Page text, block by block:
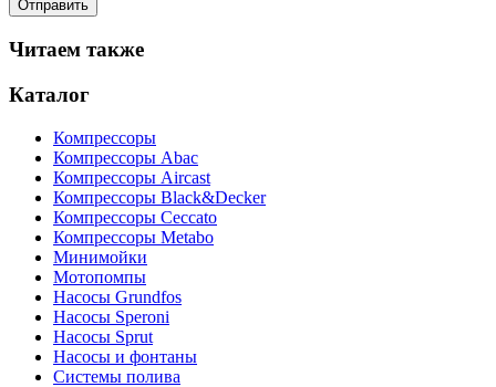
Читаем также
Каталог
Компрессоры
Компрессоры Abac
Компрессоры Aircast
Компрессоры Black&Decker
Компрессоры Ceccato
Компрессоры Metabo
Минимойки
Мотопомпы
Насосы Grundfos
Насосы Speroni
Насосы Sprut
Насосы и фонтаны
Системы полива